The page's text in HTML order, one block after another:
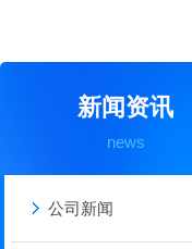
新闻资讯
news
公司新闻